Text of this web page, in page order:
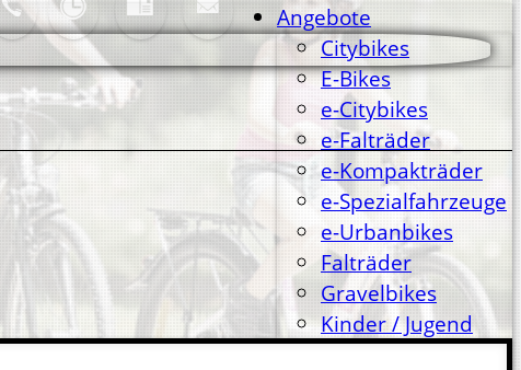
Angebote
Citybikes
E-Bikes
e-Citybikes
e-Falträder
e-Kompakträder
e-Spezialfahrzeuge
e-Urbanbikes
Falträder
Gravelbikes
Kinder / Jugend
Lastenräder